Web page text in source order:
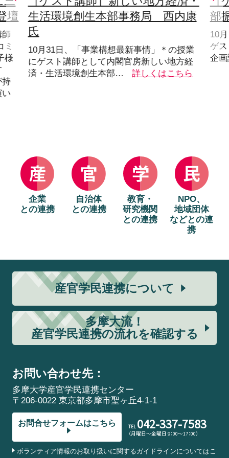
壇
ミ
様
持
い
生活環境創生本部事務局 西内康
氏
10月31日、「事業構想最新事情」＊の授業
にゲスト講師として内閣官房新しい地方経
済・生活環境創生本部…
詳しくはこちら
部
10
ゲ
企
企業
との連携
自治体
との連携
教育・
研究機関
との連携
NPO、
地域団体
などとの連
携
産官学民連携について
多摩大流！
産官学民連携の流れを確認する
お問い合わせ先：
多摩大学産官学民連携センター
〒206-0022 東京都多摩市聖ヶ丘4-1-1
お問合せフォームはこちら TEL 042-337-7583
（月曜日～金曜日 9：00～17：00）
ボランティア情報のお取り扱いに関するガイドラインについてはこ